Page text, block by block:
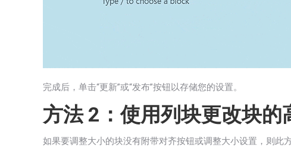
完成后，单击“更新”或“发布”按钮以存储您的设置。
方法 2：使用列块更改块的
如果要调整大小的块没有附带对齐按钮或调整大小设置，则此方